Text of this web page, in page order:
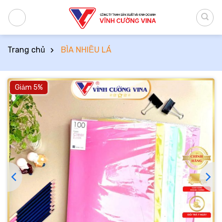
qua
Trang chủ
BÌA NHIỀU LÁ
Giảm 5%